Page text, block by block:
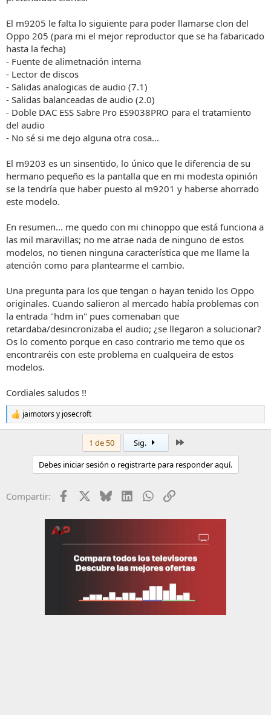
El m9205 le falta lo siguiente para poder llamarse clon del
Oppo 205 (para mi el mejor reproductor que se ha fabaricado
hasta la fecha)
- Fuente de alimetnación interna
- Lector de discos
- Salidas analogicas de audio (7.1)
- Salidas balanceadas de audio (2.0)
- Doble DAC ESS Sabre Pro ES9038PRO para el tratamiento
del audio
- No sé si me dejo alguna otra cosa...
El m9203 es un sinsentido, lo único que le diferencia de su
hermano pequeño es la pantalla que en mi modesta opinión
se la tendría que haber puesto al m9201 y haberse ahorrado
este modelo.
En resumen... me quedo con mi chinoppo que está funciona a
las mil maravillas; no me atrae nada de ninguno de estos
modelos, no tienen ninguna característica que me llame la
atención como para plantearme el cambio.
Una pregunta para los que tengan o hayan tenido los Oppo
originales. Cuando salieron al mercado había problemas con
la entrada "hdm in" pues comenaban que
retardaba/desincronizaba el audio; ¿se llegaron a solucionar?
Os lo comento porque en caso contrario me temo que os
encontraréis con este problema en cualqueira de estos
modelos.
Cordiales saludos !!
R
e
e
jaimotorsy josecroft
1 de 50 Sig.
Debes iniciar sesión o registrarte para responder aquí.
Compartir: Facebook BlueskyLinkedInWhatsApp
Enlace